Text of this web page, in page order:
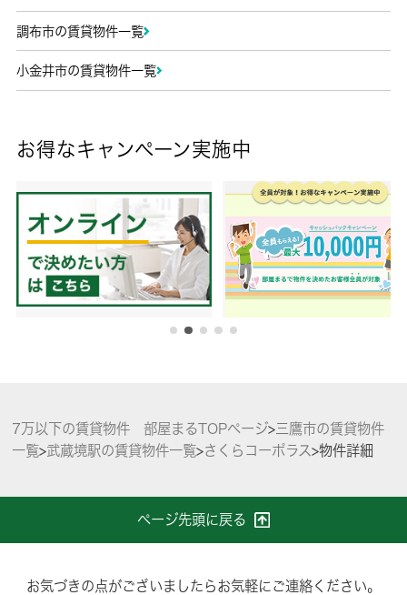
調布市の賃貸物件一覧
小金井市の賃貸物件一覧
お得なキャンペーン実施中
7万以下の賃貸物件 部屋まるTOPページ>三鷹市の賃貸物件
一覧>武蔵境駅の賃貸物件一覧>さくらコーポラス>物件詳細
ページ先頭に戻る
お気づきの点がございましたらお気軽にご連絡ください。